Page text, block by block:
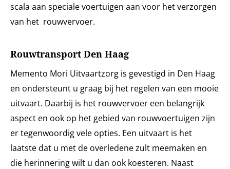
scala aan speciale voertuigen aan voor het verzorgen
van het rouwvervoer.
Rouwtransport Den Haag
Memento Mori Uitvaartzorg is gevestigd in Den Haag
en ondersteunt u graag bij het regelen van een mooie
uitvaart. Daarbij is het rouwvervoer een belangrijk
aspect en ook op het gebied van rouwvoertuigen zijn
er tegenwoordig vele opties. Een uitvaart is het
laatste dat u met de overledene zult meemaken en
die herinnering wilt u dan ook koesteren. Naast